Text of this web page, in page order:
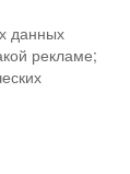
данных
рекламе;